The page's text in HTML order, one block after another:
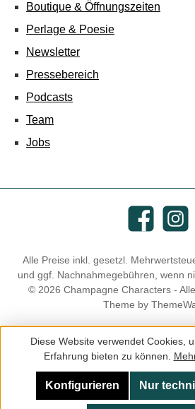
Boutique & Öffnungszeiten
Perlage & Poesie
Newsletter
Pressebereich
Podcasts
Team
Jobs
Facebook
Alle Preise inkl. gesetzl.
und ggf. Nachnahmegebühren, wenn
© 2026 Champagne Characters -
Theme by
Diese Website verwendet Cookies,
Erfahrung bieten zu können.
Nur
Konfigurieren